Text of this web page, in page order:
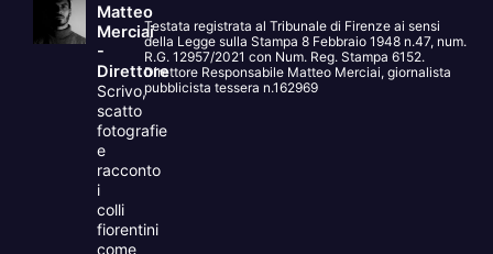
Matteo
Merciai
-
Direttore
Scrivo,
scatto
fotografie
e
racconto
i
colli
fiorentini
come
Testata registrata al Tribunale di Firenze ai sensi
della Legge sulla Stampa 8 Febbraio 1948 n.47, num.
R.G. 12957/2021 con Num. Reg. Stampa 6152.
Direttore Responsabile Matteo Merciai, giornalista
pubblicista tessera n.162969